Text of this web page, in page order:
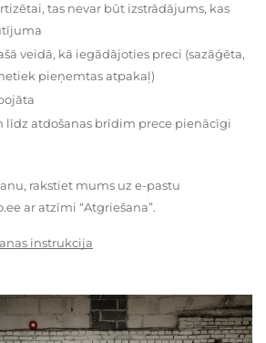
tas nevar būt izstrādājums, kas
veidā, kā iegādājoties preci (sazāģēta,
pieņemtas atpakaļ)
līdz atdošanas brīdim prece pienācīgi
rakstiet mums uz e-pastu
ar atzīmi “Atgriešana”.
instrukcija